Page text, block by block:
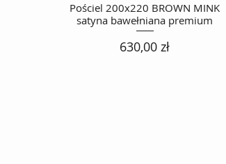
Podgląd
Pościel 200x220 BROWN MINK
satyna bawełniana premium
Cena
630,00 zł